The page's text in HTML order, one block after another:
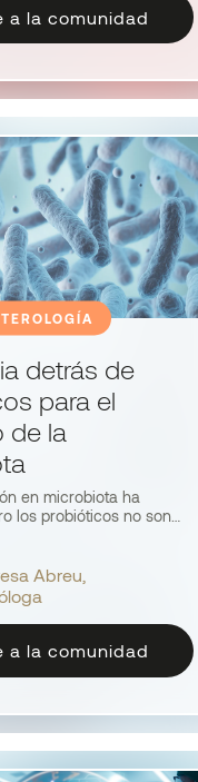
a la comunidad
detrás de
para el
de la
en microbiota ha
los probióticos no son
cepas, mecanismos y
en disbiosis. Un
y aplicar probióticos
Abreu,
a la comunidad